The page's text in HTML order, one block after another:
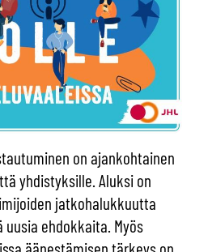
on ajankohtainen
yhdistyksille. Aluksi on
jatkohalukkuutta
ehdokkaita. Myös